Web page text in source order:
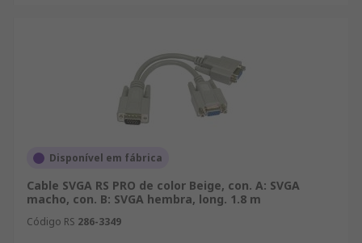
Disponível em fábrica
Cable SVGA RS PRO de color Beige, con. A: SVGA
macho, con. B: SVGA hembra, long. 1.8 m
Código RS 286-3349